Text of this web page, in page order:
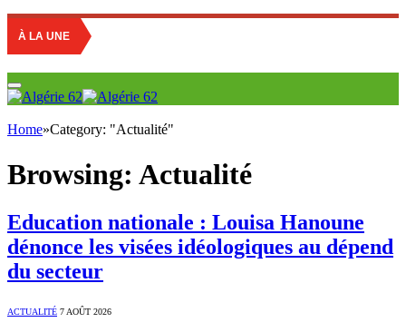
À LA UNE
Home»Category: "Actualité"
Browsing: Actualité
Education nationale : Louisa Hanoune
dénonce les visées idéologiques au dépend
du secteur
ACTUALITÉ 7 AOÛT 2026